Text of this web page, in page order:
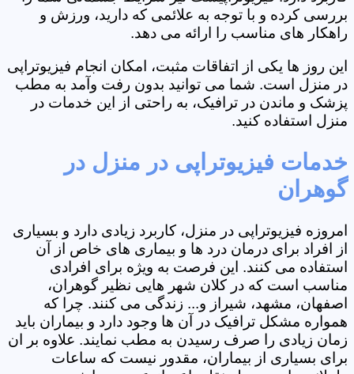
بررسی کرده و با توجه به علائمی که دارید، ورزش و
راهکار های مناسب را ارائه می دهد.
این روز ها یکی از اتفاقات مثبت، امکان انجام فیزیوتراپی
در منزل است. شما می توانید بدون رفت وآمد به مطب
پزشک و ماندن در ترافیک، به راحتی از این خدمات در
منزل استفاده کنید.
خدمات فیزیوتراپی در منزل در
گوهران
امروزه فیزیوتراپی در منزل، کاربرد زیادی دارد و بسیاری
از افراد برای درمان درد ها و بیماری های خاص از آن
استفاده می کنند. این فرصت به ویژه برای افرادی
مناسب است که در کلان شهر هایی نظیر گوهران،
اصفهان، مشهد، شیراز و... زندگی می کنند. چرا که
همواره مشکل ترافیک در آن ها وجود دارد و بیماران باید
زمان زیادی را صرف رسیدن به مطب نمایند. علاوه بر ان
برای بسیاری از بیماران، مقدور نیست که ساعات